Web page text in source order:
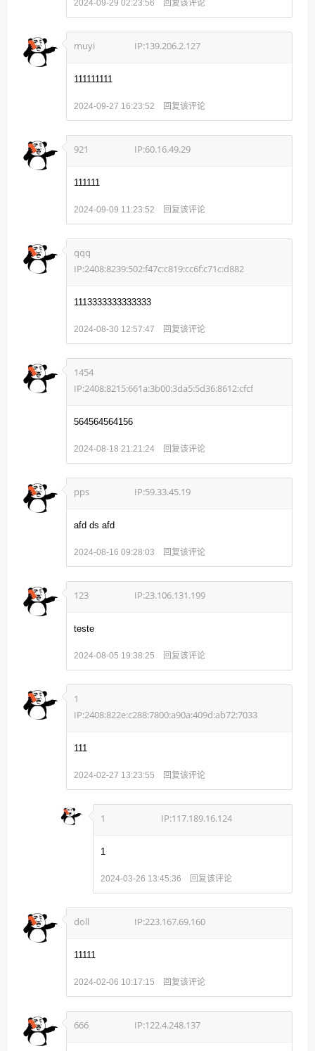
2024-09-29 02:23:56 回复该评论
muyi IP:139.206.2.127
111111111
2024-09-27 16:23:52 回复该评论
921 IP:60.16.49.29
111111
2024-09-09 11:23:52 回复该评论
qqq
IP:2408:8239:502:f47c:c819:cc6f:c71c:d882
1113333333333333
2024-08-30 12:57:47 回复该评论
1454
IP:2408:8215:661a:3b00:3da5:5d36:8612:cfcf
564564564156
2024-08-18 21:21:24 回复该评论
pps IP:59.33.45.19
afd ds afd
2024-08-16 09:28:03 回复该评论
123 IP:23.106.131.199
teste
2024-08-05 19:38:25 回复该评论
1
IP:2408:822e:c288:7800:a90a:409d:ab72:7033
111
2024-02-27 13:23:55 回复该评论
1 IP:117.189.16.124
1
2024-03-26 13:45:36 回复该评论
doll IP:223.167.69.160
11111
2024-02-06 10:17:15 回复该评论
666 IP:122.4.248.137